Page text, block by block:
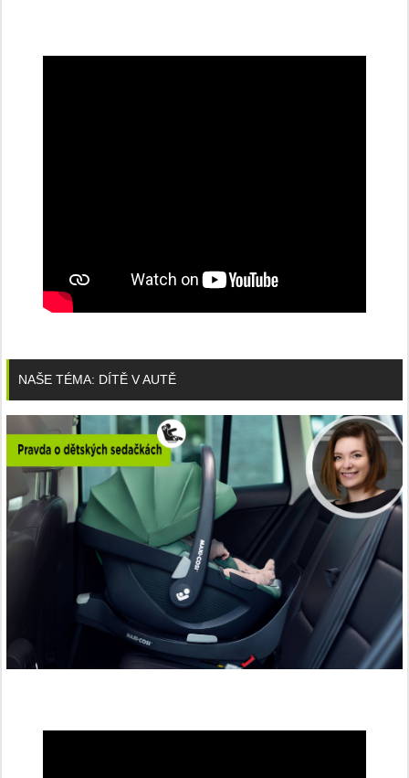
NAŠE TÉMA: DÍTĚ V AUTĚ